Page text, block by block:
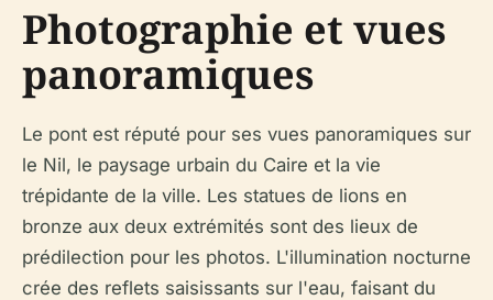
Photographie et vues
panoramiques
Le pont est réputé pour ses vues panoramiques sur
le Nil, le paysage urbain du Caire et la vie
trépidante de la ville. Les statues de lions en
bronze aux deux extrémités sont des lieux de
prédilection pour les photos. L'illumination nocturne
crée des reflets saisissants sur l'eau, faisant du